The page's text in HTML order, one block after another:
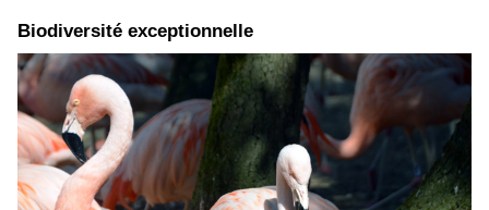
Biodiversité exceptionnelle